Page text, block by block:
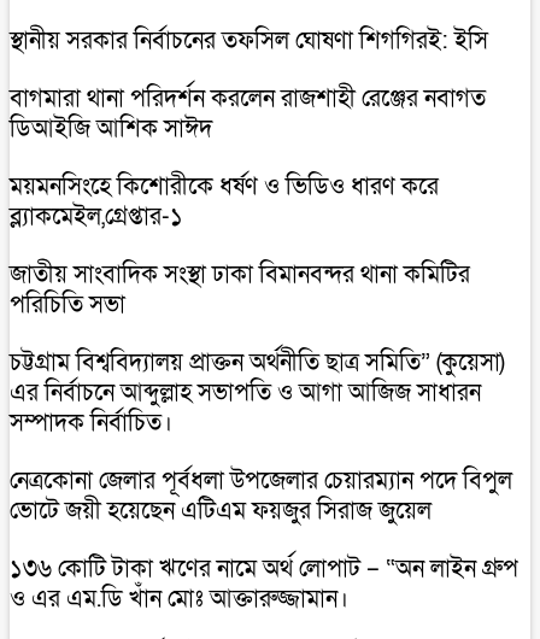
স্থানীয় সরকার নির্বাচনের তফসিল ঘোষণা শিগগিরই: ইসি
বাগমারা থানা পরিদর্শন করলেন রাজশাহী রেঞ্জের নবাগত
ডিআইজি আশিক সাঈদ
ময়মনসিংহে কিশোরীকে ধর্ষণ ও ভিডিও ধারণ করে
ব্ল্যাকমেইল,গ্রেপ্তার-১
জাতীয় সাংবাদিক সংস্থা ঢাকা বিমানবন্দর থানা কমিটির
পরিচিতি সভা
চট্টগ্রাম বিশ্ববিদ্যালয় প্রাক্তন অর্থনীতি ছাত্র সমিতি” (কুয়েসা)
এর নির্বাচনে আব্দুল্লাহ সভাপতি ও আগা আজিজ সাধারন
সম্পাদক নির্বাচিত।
নেত্রকোনা জেলার পূর্বধলা উপজেলার চেয়ারম্যান পদে বিপুল
ভোটে জয়ী হয়েছেন এটিএম ফয়জুর সিরাজ জুয়েল
১৩৬ কোটি টাকা ঋণের নামে অর্থ লোপাট – “অন লাইন গ্রুপ
ও এর এম.ডি খাঁন মোঃ আক্তারুজ্জামান।